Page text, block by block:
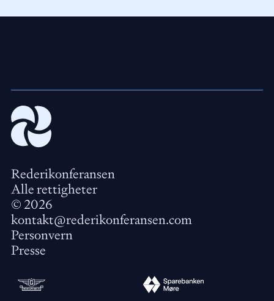
Rederikonferansen
Alle rettigheter
©2026
kontakt@rederikonferansen.com
Personvern
Presse